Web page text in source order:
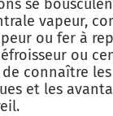
se
vapeur,
ou fer à
ou
de connaître
et les